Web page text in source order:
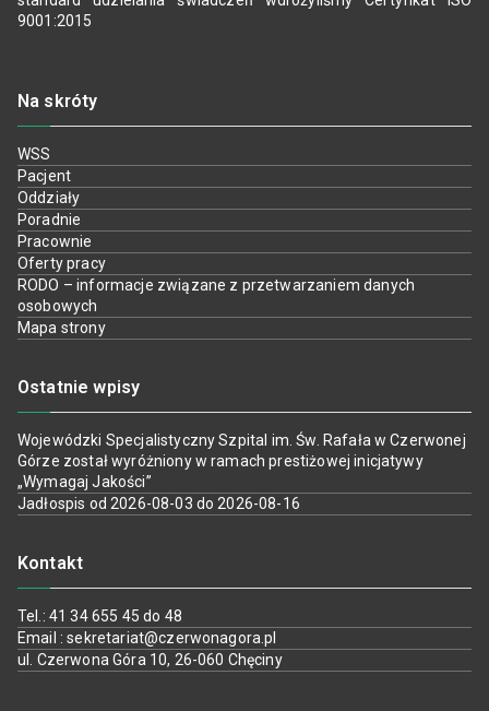
9001:2015
Na skróty
WSS
Pacjent
Oddziały
Poradnie
Pracownie
Oferty pracy
RODO – informacje związane z przetwarzaniem danych
osobowych
Mapa strony
Ostatnie wpisy
Wojewódzki Specjalistyczny Szpital im. Św. Rafała w Czerwonej
Górze został wyróżniony w ramach prestiżowej inicjatywy
„Wymagaj Jakości”
Jadłospis od 2026-08-03 do 2026-08-16
Kontakt
Tel.: 41 34 655 45 do 48
Email : sekretariat@czerwonagora.pl
ul. Czerwona Góra 10, 26-060 Chęciny